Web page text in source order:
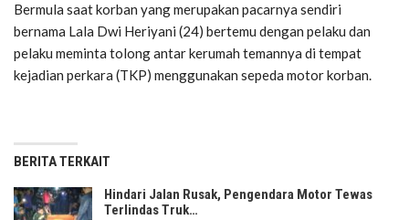
Bermula saat korban yang merupakan pacarnya sendiri
bernama Lala Dwi Heriyani (24) bertemu dengan pelaku dan
pelaku meminta tolong antar kerumah temannya di tempat
kejadian perkara (TKP) menggunakan sepeda motor korban.
BERITA TERKAIT
Hindari Jalan Rusak, Pengendara Motor Tewas
Terlindas Truk…